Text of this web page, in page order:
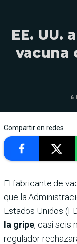
EE. UU.
vacuna
6
Compartir en redes
El fabricante de
que la
Estados Unidos
la gripe, casi seis
regulador